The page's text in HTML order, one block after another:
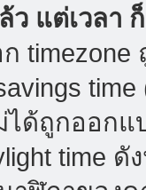
แต่เวลา
timezone
ด้ถูกออกแ
time